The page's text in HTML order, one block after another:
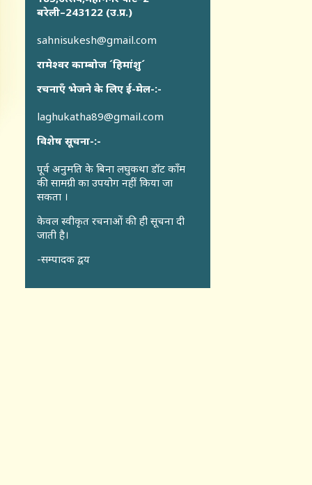
बरेली–243122 (उ.प्र.)
sahnisukesh@gmail.com
रामेश्वर काम्बोज ´हिमांशु´
रचनाएँ भेजने के लिए ई-मेल-:-
laghukatha89@gmail.com
विशेष सूचना-:-
पूर्व अनुमति के बिना लघुकथा डॉट कॉंम
की सामग्री का उपयोग नहीं किया जा
सकता ।
केवल स्वीकृत रचनाओं की ही सूचना दी
जाती है।
-सम्पादक द्वय